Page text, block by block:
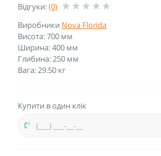
Відгуки:(0)
Виробники Nova Florida
Висота: 700 мм
Ширина: 400 мм
Глибина: 250 мм
Вага: 29.50 кг
Купити в один клік